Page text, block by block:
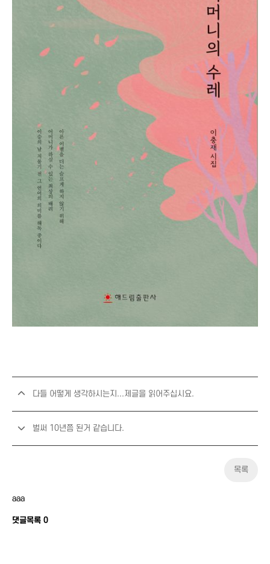
다들 어떻게 생각하시는지...제글을 읽어주십시요.
벌써 10년쯤 된거 같습니다.
목록
aaa
댓글목록 0